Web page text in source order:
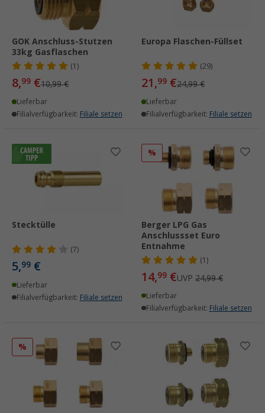
GOK Anschluss-Stutzen
33kg Gasflaschen
(1)
8,99 €10,99 €
Lieferbar
Filialverfügbarkeit: Filiale setzen
Europa Flaschen-Füllset
(29)
21,99 €24,99 €
Lieferbar
Filialverfügbarkeit: Filiale setzen
Stecktülle
(7)
5,99 €
Lieferbar
Filialverfügbarkeit: Filiale setzen
%
Berger LPG Gas
Anschlussset Euro
Entnahme
(1)
14,99 €UVP 24,99 €
Lieferbar
Filialverfügbarkeit: Filiale setzen
%